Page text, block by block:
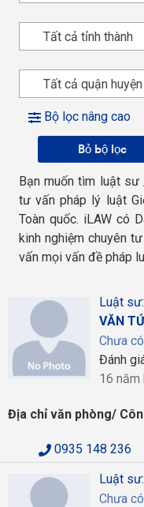
Tất cả tỉnh thành
Tất cả quận huyện
Bộ lọc nâng cao
Bỏ bộ lọc
Bạn muốn tìm luật
tư vấn pháp lý luật
Toàn quốc. iLAW có
kinh nghiệm chuyên
vấn mọi vấn đề pháp
Luật sư:
VĂN TỨ
Chưa
Đánh
16 năm
Địa chỉ văn phòng/
0935 148 236
Luật sư:
Chưa